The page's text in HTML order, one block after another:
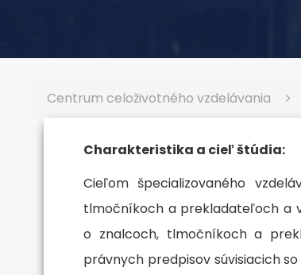
Centrum celoživotného vzdelávania
Charakteristika a cieľ štúdia:
Cieľom špecializovaného
tlmočníkoch a prekladateľoch a
o znalcoch, tlmočníkoch a
právnych predpisov súvisiacich